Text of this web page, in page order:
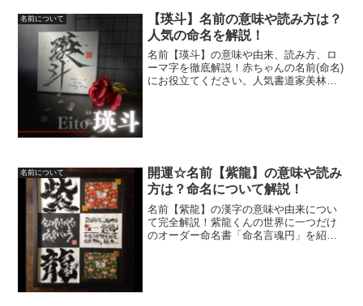
名前について
【瑛斗】名前の意味や読み方は？
人気の命名を解説！
名前【瑛斗】の意味や由来、読み方、ロ
ーマ字を徹底解説！赤ちゃんの名前(命名)
にお役立てください。人気書道家美林純
名前について
開運☆名前【紫龍】の意味や読み
方は？命名について解説！
名前【紫龍】の漢字の意味や由来につい
て完全解説！紫龍くんの世界に一つだけ
のオーダー命名書「命名言魂円」を紹介